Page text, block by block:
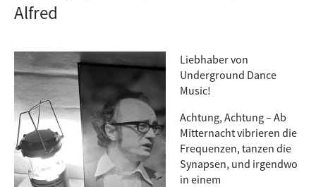
Alfred
Liebhaber von
Underground Dance
Music!
Achtung, Achtung – Ab
Mitternacht vibrieren die
Frequenzen, tanzen die
Synapsen, und irgendwo
in einem